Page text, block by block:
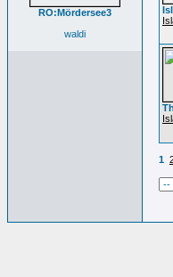
RO:Mördersee3
waldi
1